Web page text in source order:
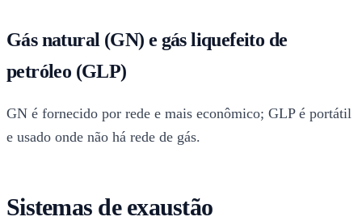
Gás natural (GN) e gás liquefeito de
petróleo (GLP)
GN é fornecido por rede e mais econômico; GLP é portátil
e usado onde não há rede de gás.
Sistemas de exaustão